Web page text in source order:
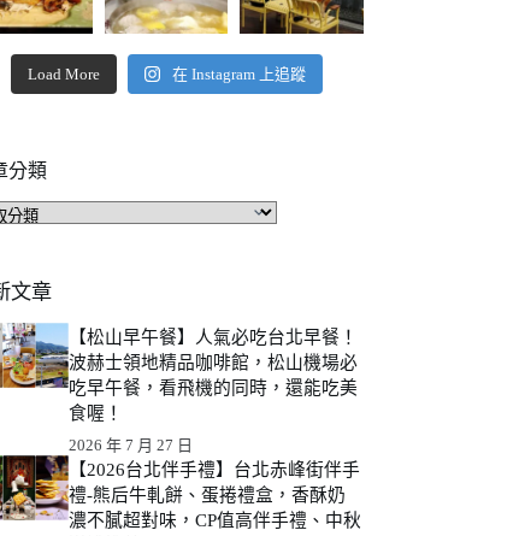
Load More 在 Instagram 上追蹤
分類
文章
【松山早午餐】人氣必吃台北早餐！
波赫士領地精品咖啡館，松山機場必
吃早午餐，看飛機的同時，還能吃美
食喔！
2026 年 7 月 27 日
【2026台北伴手禮】台北赤峰街伴手
禮-熊后牛軋餅、蛋捲禮盒，香酥奶
濃不膩超對味，CP值高伴手禮、中秋